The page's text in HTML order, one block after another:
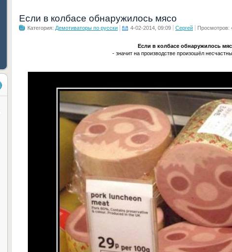
Если в колбасе обнаружилось мясо
Категория: Демотиваторы по русски 4-02-2014, 09:09 Сергей Просмотров:
Если в колбасе обнаружилось
- значит на производстве произошёл